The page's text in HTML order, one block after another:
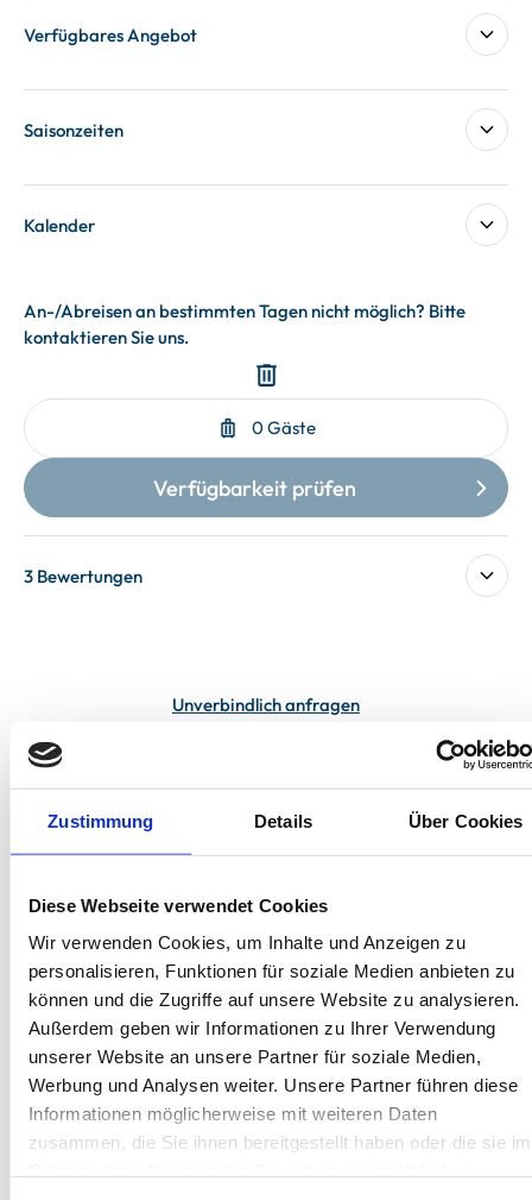
Zustimmung Details Über Cookies
Diese Webseite verwendet Cookies
Wir verwenden Cookies, um Inhalte und Anzeigen zu
personalisieren, Funktionen für soziale Medien anbieten zu
können und die Zugriffe auf unsere Website zu analysieren.
Außerdem geben wir Informationen zu Ihrer Verwendung
unserer Website an unsere Partner für soziale Medien,
Werbung und Analysen weiter. Unsere Partner führen diese
Informationen möglicherweise mit weiteren Daten
zusammen, die Sie ihnen bereitgestellt haben oder die sie im
Verfügbares Angebot
Saisonzeiten
Kalender
3 Bewertungen
Unverbindlich anfragen
Endreinigung inklusive
Gäste-App mit digitalen Bonusprogrammen
Zur Kreptitzer Heide 8a, 18556 Rügen - Dranske
Objekt-Nr.: 2300014
Diese Unterkunft teilen: